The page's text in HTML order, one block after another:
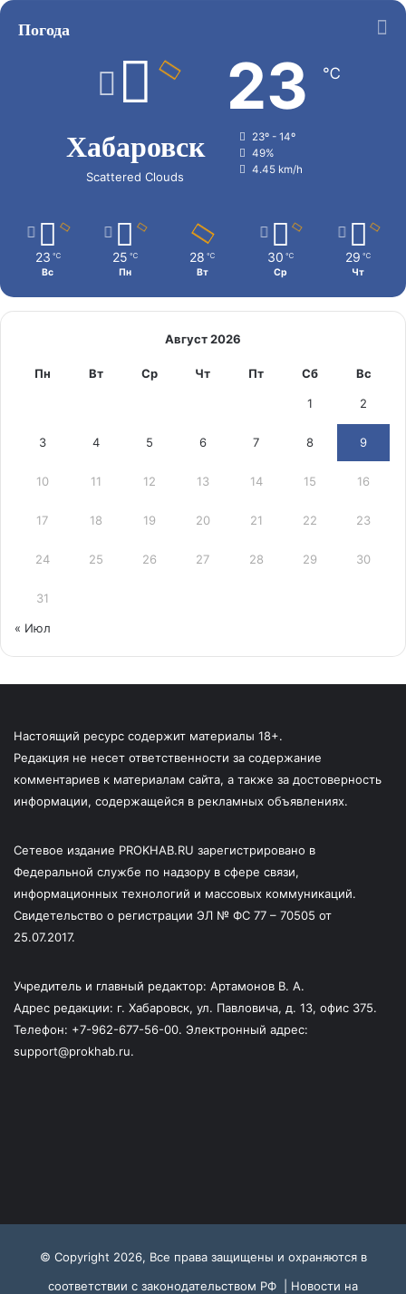
Погода
Хабаровск
Scattered Clouds
23 ℃
23º - 14º
49%
4.45 km/h
23 ℃
Вс
25 ℃
Пн
28 ℃
Вт
30 ℃
Ср
29 ℃
Чт
Август 2026
Пн Вт Ср Чт Пт Сб Вс
1 2
3 4 5 6 7 8 9
10 11 12 13 14 15 16
17 18 19 20 21 22 23
24 25 26 27 28 29 30
31
« Июл
Настоящий ресурс содержит материалы 18+.
Редакция не несет ответственности за содержание
комментариев к материалам сайта, а также за достоверность
информации, содержащейся в рекламных объявлениях.
Сетевое издание PROKHAB.RU зарегистрировано в
Федеральной службе по надзору в сфере связи,
информационных технологий и массовых коммуникаций.
Свидетельство о регистрации ЭЛ № ФС 77 – 70505 от
25.07.2017.
Учредитель и главный редактор: Артамонов В. А.
Адрес редакции: г. Хабаровск, ул. Павловича, д. 13, офис 375.
Телефон: +7-962-677-56-00. Электронный адрес:
support@prokhab.ru.
© Copyright 2026, Все права защищены и охраняются в
соответствии с законодательством РФ | Новости на